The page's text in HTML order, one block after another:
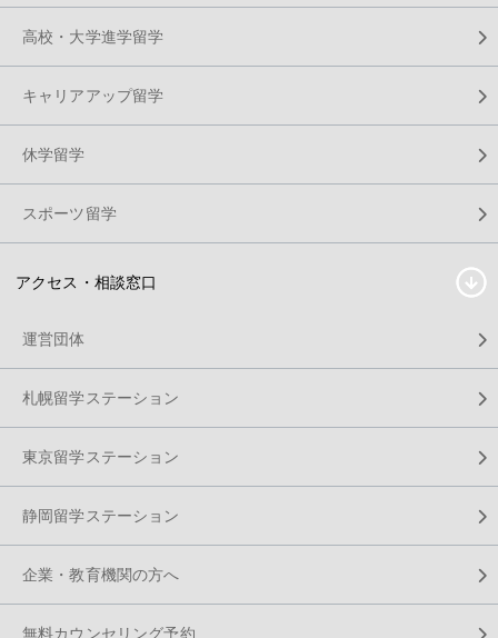
高校・大学進学留学
キャリアアップ留学
休学留学
スポーツ留学
アクセス・相談窓口
運営団体
札幌留学ステーション
東京留学ステーション
静岡留学ステーション
企業・教育機関の方へ
無料カウンセリング予約